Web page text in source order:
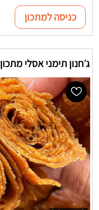
כניסה למתכון
ג׳חנון תימני אסלי מתכון